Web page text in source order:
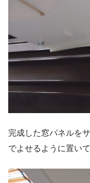
完成した窓パネルを
でよせるように置いて